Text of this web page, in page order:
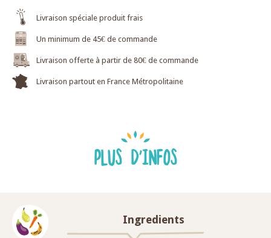
Livraison spéciale produit frais
Un minimum de 45€ de commande
Livraison offerte à partir de 80€ de commande
Livraison partout en France Métropolitaine
PLUS D'INFOS
Ingredients